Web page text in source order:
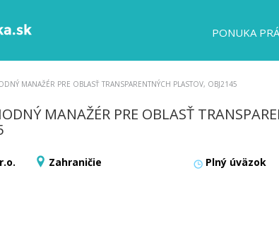
PONUKA
MANAŽÉR PRE OBLASŤ TRANSPARENTNÝCH PLASTOV, OBJ2145
MANAŽÉR PRE OBLASŤ
Zahraničie Plný úväzok